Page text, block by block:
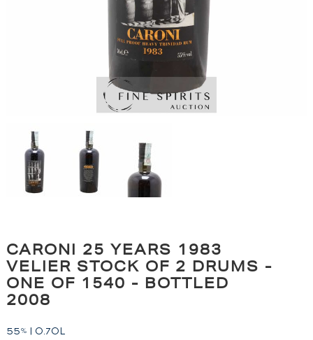
CARONI 25 YEARS 1983
VELIER STOCK OF 2 DRUMS -
ONE OF 1540 - BOTTLED
2008
55% | 0.70L